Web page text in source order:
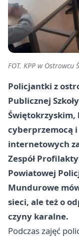
FOT. KPP w Ostrowcu
Policjantki z
Publicznej
Świętokrzyskim,
cyberprzemocą
internetowych
Zespół
Powiatowej
Mundurowe
sieci, ale też o
czyny karalne.
Podczas zajęć